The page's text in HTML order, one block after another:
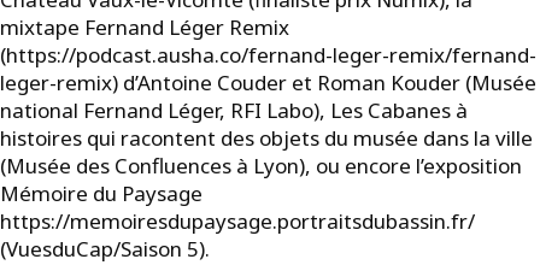
mixtape Fernand Léger Remix
(https://podcast.ausha.co/fernand-leger-remix/fernand-
leger-remix) d’Antoine Couder et Roman Kouder (Musée
national Fernand Léger, RFI Labo), Les Cabanes à
histoires qui racontent des objets du musée dans la ville
(Musée des Confluences à Lyon), ou encore l’exposition
Mémoire du Paysage
https://memoiresdupaysage.portraitsdubassin.fr/
(VuesduCap/Saison 5).